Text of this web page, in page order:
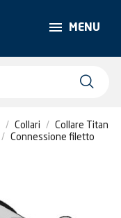
MENU
Collari
Collare Titan
Connessione filetto